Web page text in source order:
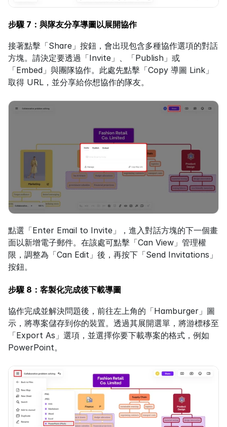
步驟 7：與隊友分享導圖以展開協作
接著點擊「Share」按鈕，會出現包含多種協作選項的對話
方塊。請決定要透過「Invite」、「Publish」或
「Embed」與團隊協作。此處先點擊「Copy 導圖 Link」
取得 URL，並分享給你想協作的隊友。
點選「Enter Email to Invite」，進入對話方塊的下一個畫
面以新增電子郵件。在該處可點擊「Can View」管理權
限，調整為「Can Edit」後，再按下「Send Invitations」
按鈕。
步驟 8：客製化完成後下載導圖
協作完成並解決問題後，前往左上角的「Hamburger」圖
示，將專案儲存到你的裝置。透過其展開選單，將游標移至
「Export As」選項，並選擇你要下載專案的格式，例如
PowerPoint。